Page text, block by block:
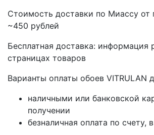
Стоимость доставки по Миассу от
~450 рублей
Бесплатная доставка: информация
страницах товаров
Варианты оплаты обоев VITRULAN
наличными или банковской
получении
безналичная оплата по счету,